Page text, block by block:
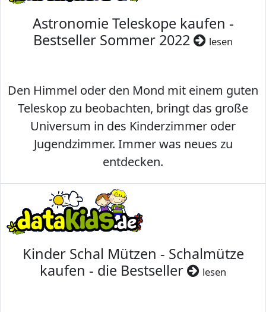
Astronomie Teleskope kaufen -
Bestseller Sommer 2022
lesen
Den Himmel oder den Mond mit einem guten
Teleskop zu beobachten, bringt das große
Universum in des Kinderzimmer oder
Jugendzimmer. Immer was neues zu
entdecken.
Kinder Schal Mützen - Schalmütze
kaufen - die Bestseller
lesen